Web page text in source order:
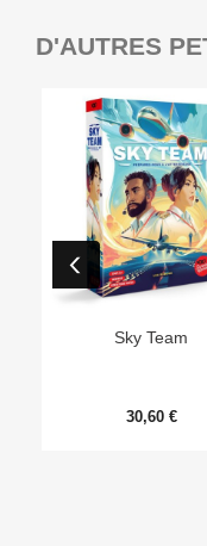
D'AUTRES
Sky Team
30,60 €